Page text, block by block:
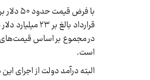
با
است.